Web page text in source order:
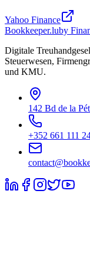
Yahoo Finance
Bookkeeper.luby
Digitale
Steuerwesen,
und KMU.
142 Bd de la
+352 661 111